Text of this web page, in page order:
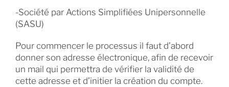
-Société par Actions Simplifiées Unipersonnelle
(SASU)
Pour commencer le processus il faut d’abord
donner son adresse électronique, afin de recevoir
un mail qui permettra de vérifier la validité de
cette adresse et d’initier la création du compte.